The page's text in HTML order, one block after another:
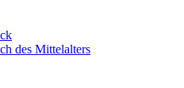
des Mittelalters